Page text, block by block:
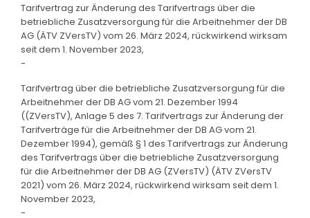
Tarifvertrag zur Änderung des Tarifvertrags über die
betriebliche Zusatzversorgung für die Arbeitnehmer der DB
AG (ÄTV ZVersTV) vom 26. März 2024, rückwirkend wirksam
seit dem 1. November 2023,
-
Tarifvertrag über die betriebliche Zusatzversorgung für die
Arbeitnehmer der DB AG vom 21. Dezember 1994
((ZVersTV), Anlage 5 des 7. Tarifvertrags zur Änderung der
Tarifverträge für die Arbeitnehmer der DB AG vom 21.
Dezember 1994), gemäß § 1 des Tarifvertrags zur Änderung
des Tarifvertrags über die betriebliche Zusatzversorgung
für die Arbeitnehmer der DB AG (ZVersTV) (ÄTV ZVersTV
2021) vom 26. März 2024, rückwirkend wirksam seit dem 1.
November 2023,
-